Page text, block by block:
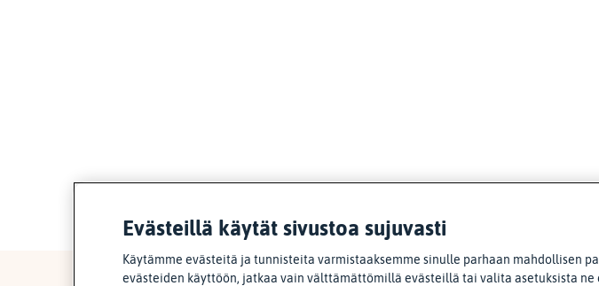
Vai
Evästeillä käytät sivustoa sujuvasti
Käytämme evästeitä ja tunnisteita varmistaaksemme sinulle parhaan mahdollisen
evästeiden käyttöön, jatkaa vain välttämättömillä evästeillä tai valita asetuksista